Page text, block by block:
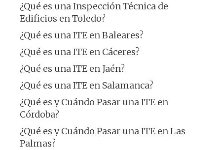
¿Qué es una Inspección Técnica de
Edificios en Toledo?
¿Qué es una ITE en Baleares?
¿Qué es una ITE en Cáceres?
¿Qué es una ITE en Jaén?
¿Qué es una ITE en Salamanca?
¿Qué es y Cuándo Pasar una ITE en
Córdoba?
¿Qué es y Cuándo Pasar una ITE en Las
Palmas?